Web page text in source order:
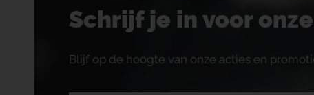
Schrijf je in voor
Blijf op de hoogte van onze acties en